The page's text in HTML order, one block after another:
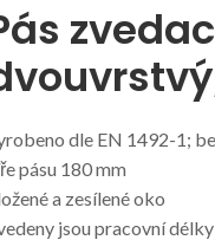
dle EN 1492-1;
pásu 180 mm
a zesílené oko
jsou pracovní